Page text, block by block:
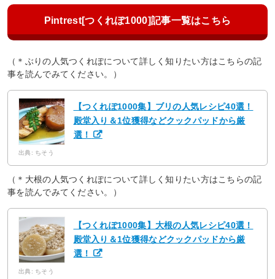
Pintrest[つくれぽ1000]記事一覧はこちら
（＊ぶりの人気つくれぽについて詳しく知りたい方はこちらの記
事を読んでみてください。）
【つくれぽ1000集】ブリの人気レシピ40選！
殿堂入り＆1位獲得などクックパッドから厳
選！
出典: ちそう
（＊大根の人気つくれぽについて詳しく知りたい方はこちらの記
事を読んでみてください。）
【つくれぽ1000集】大根の人気レシピ40選！
殿堂入り＆1位獲得などクックパッドから厳
選！
出典: ちそう